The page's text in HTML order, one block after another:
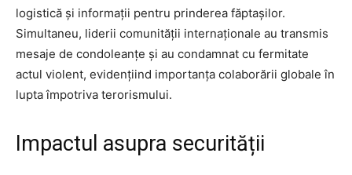
logistică și informații pentru prinderea făptașilor.
Simultaneu, liderii comunității internaționale au transmis
mesaje de condoleanțe și au condamnat cu fermitate
actul violent, evidențiind importanța colaborării globale în
lupta împotriva terorismului.
Impactul asupra securității